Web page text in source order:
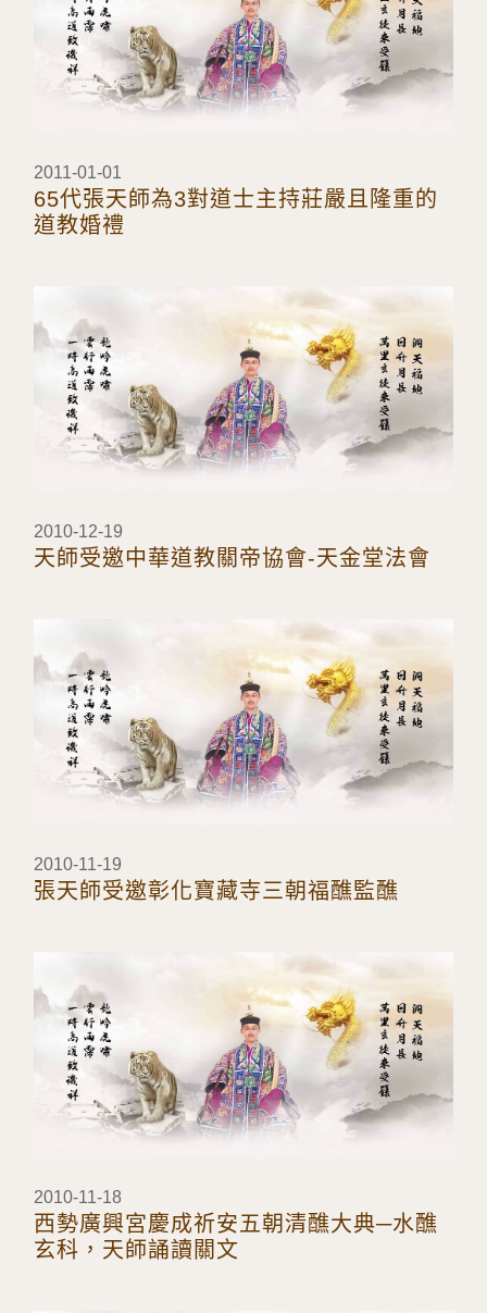
2011-01-01
65代張天師為3對道士主持莊嚴且隆重的
道教婚禮
2010-12-19
天師受邀中華道教關帝協會-天金堂法會
2010-11-19
張天師受邀彰化寶藏寺三朝福醮監醮
2010-11-18
西勢廣興宮慶成祈安五朝清醮大典─水醮
玄科，天師誦讀關文